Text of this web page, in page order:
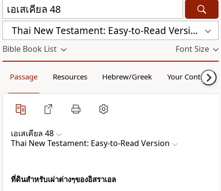
Thai New Testament: Easy-to-Read Version (ERV-TH)
Bible Book List Font Size
Passage Resources Hebrew/Greek Your Content
เอเสเคียล 48
Thai New Testament: Easy-to-Read Version
ที่ดินสำหรับเผ่าต่างๆของอิสราเอล